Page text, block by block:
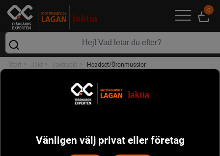
0
Start > Jakt > Jaktradio > Headset/Öronmusslor
POPULÄRT I DENNA KATEGORI
Vänligen välj privat eller företag